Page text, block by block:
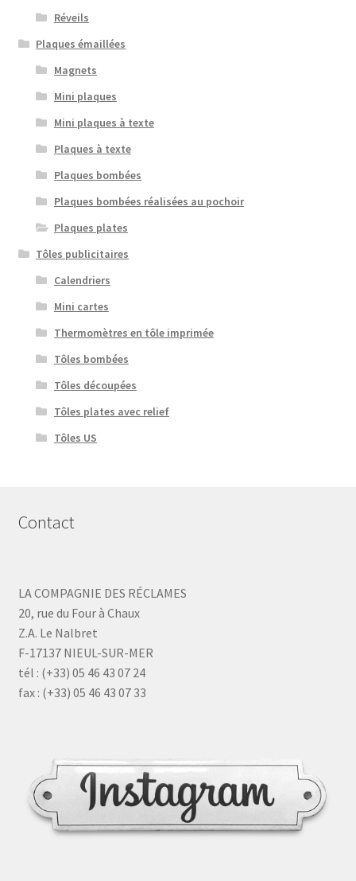
Réveils
Plaques émaillées
Magnets
Mini plaques
Mini plaques à texte
Plaques à texte
Plaques bombées
Plaques bombées réalisées au pochoir
Plaques plates
Tôles publicitaires
Calendriers
Mini cartes
Thermomètres en tôle imprimée
Tôles bombées
Tôles découpées
Tôles plates avec relief
Tôles US
Contact
LA COMPAGNIE DES RÉCLAMES
20, rue du Four à Chaux
Z.A. Le Nalbret
F-17137 NIEUL-SUR-MER
tél : (+33) 05 46 43 07 24
fax : (+33) 05 46 43 07 33